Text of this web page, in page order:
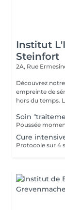
Institut
Steinfort
2A, Rue
Découvrez
empreinte de
Soin
Cure